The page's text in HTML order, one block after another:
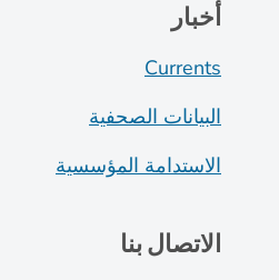
أخبار
Currents
البيانات الصحفية
الاستدامة المؤسسية
الاتصال بنا